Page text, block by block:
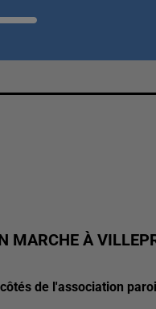
MARCHE À
de l'association